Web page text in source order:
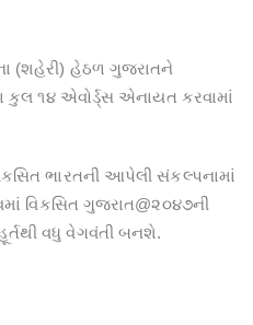
(શહેરી) હેઠળ ગુજરાતને
કુલ ૧૪ એવોર્ડ્સ એનાયત કરવામાં
ભારતની આપેલી સંકલ્પનામાં
વિકસિત ગુજરાત@૨૦૪૭ની
વધુ વેગવંતી બનશે.